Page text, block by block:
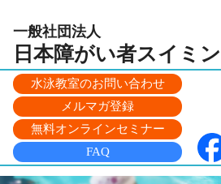
一般社団法人
日本障がい者スイミ
水泳教室のお問い合わせ
メルマガ登録
無料オンラインセミナー
FAQ